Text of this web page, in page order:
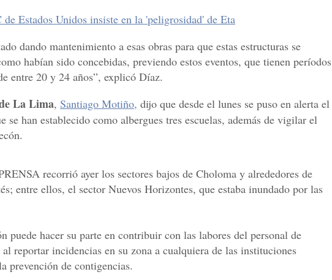
de Estados Unidos insiste en la 'peligrosidad' de Eta
dando mantenimiento a esas obras para que estas estructuras se
habían sido concebidas, previendo estos eventos, que tienen períodos
entre 20 y 24 años”, explicó Díaz.
La Lima, Santiago Motiño, dijo que desde el lunes se puso en alerta el
se han establecido como albergues tres escuelas, además de vigilar el
recorrió ayer los sectores bajos de Choloma y alrededores de
entre ellos, el sector Nuevos Horizontes, que estaba inundado por las
puede hacer su parte en contribuir con las labores del personal de
al reportar incidencias en su zona a cualquiera de las instituciones
prevención de contigencias.